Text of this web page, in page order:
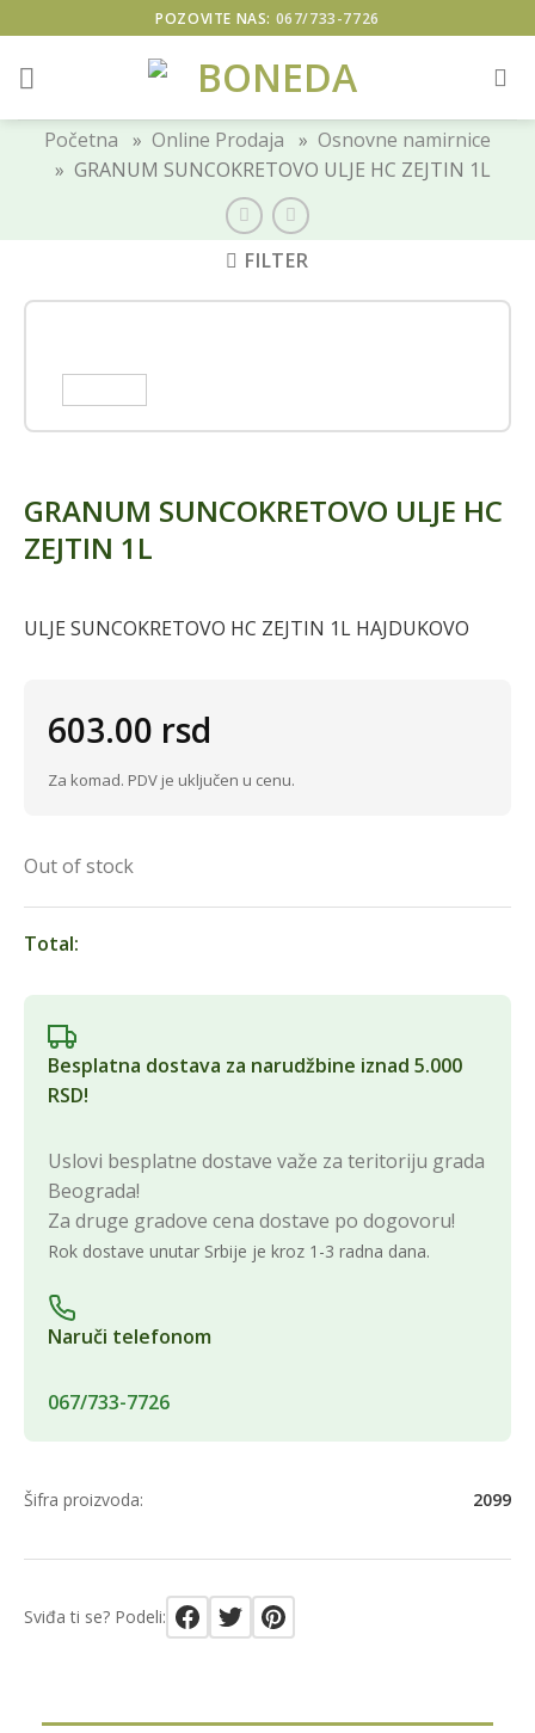
to
content
POZOVITE NAS: 067/733-7726
Početna » Online Prodaja » Osnovne namirnice
» GRANUM SUNCOKRETOVO ULJE HC ZEJTIN 1L
FILTER
GRANUM SUNCOKRETOVO ULJE HC
ZEJTIN 1L
ULJE SUNCOKRETOVO HC ZEJTIN 1L HAJDUKOVO
603.00 rsd
Za komad. PDV je uključen u cenu.
Out of stock
Total:
Besplatna dostava za narudžbine iznad 5.000
RSD!
Uslovi besplatne dostave važe za teritoriju grada
Beograda!
Za druge gradove cena dostave po dogovoru!
Rok dostave unutar Srbije je kroz 1-3 radna dana.
Naruči telefonom
067/733-7726
Šifra proizvoda: 2099
Sviđa ti se? Podeli: